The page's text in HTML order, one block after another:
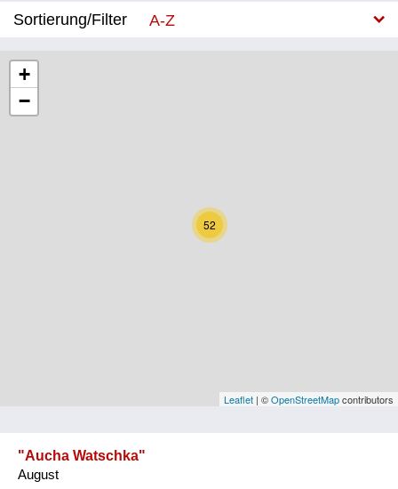
Sortierung/Filter
A-Z
Niederösterreich
Oberösterreich
Vorarlberg
52
+
−
Leaflet | ©OpenStreetMapcontributors
"Aucha Watschka"
August